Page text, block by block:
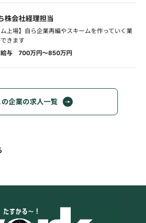
株会社経理担当
ム上場】自ら企業再編やスキームを作っていく業
きます
給与 700万円～850万円
の企業の求人一覧